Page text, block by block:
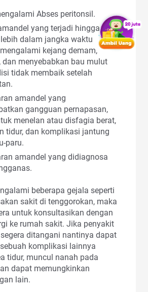
Abses peritonsil.
yang terjadi hingga tiga
dalam jangka waktu
kejang demam,
dan menyebabkan bau mulut
tidak membaik setelah
amandel yang
gangguan pernapasan,
menelan atau disfagia berat,
tidur, dan komplikasi jantung
paru.
amandel yang didiagnosa
beberapa gejala seperti
sakit di tenggorokan, maka
untuk konsultasikan dengan
ke rumah sakit. Jika penyakit
ditangani nantinya dapat
komplikasi lainnya
tidur, muncul nanah pada
dapat memungkinkan
lain.